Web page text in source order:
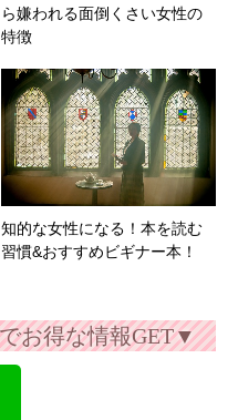
ら嫌われる面倒くさい女性の
特徴
知的な女性になる！本を読む
習慣&おすすめビギナー本！
お得な情報GET▼